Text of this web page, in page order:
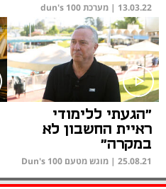
13.03.22
| מערכת dun's 100
"הגעתי ללימודי
ראיית החשבון לא
במקרה"
25.08.21
| מוגש מטעם Dun's 100